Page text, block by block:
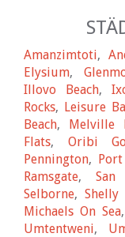
Amanzimtoti,
Elysium,
Illovo Beach,
Rocks, Leisure
Beach, Melville
Flats, Oribi
Pennington,
Ramsgate, San
Selborne, Shelly
Michaels On Sea,
Umtentweni,